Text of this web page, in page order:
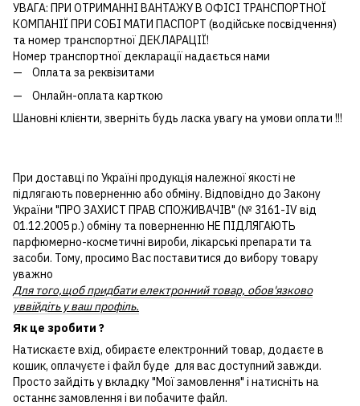
УВАГА: ПРИ ОТРИМАННІ ВАНТАЖУ В ОФІСІ ТРАНСПОРТНОЇ
КОМПАНІЇ ПРИ СОБІ МАТИ ПАСПОРТ (водійське посвідчення)
та номер транспортної ДЕКЛАРАЦІЇ!
Номер транспортної декларації надається нами
Оплата за реквізитами
Онлайн-оплата карткою
Шановні клієнти, зверніть будь ласка увагу на умови оплати !!!
При доставці по Україні продукція належної якості не
підлягають поверненню або обміну. Відповідно до Закону
України "ПРО ЗАХИСТ ПРАВ СПОЖИВАЧІВ" (№ 3161-IV від
01.12.2005 р.) обміну та поверненню НЕ ПІДЛЯГАЮТЬ
парфюмерно-косметичні вироби, лікарські препарати та
засоби. Тому, просимо Вас поставитися до вибору товару
уважно
Для того,щоб придбати електронний товар, обов'язково
уввійдіть у ваш профіль.
Як це зробити ?
Натискаєте вхід, обираєте електронний товар, додаєте в
кошик, оплачуєте і файл буде для вас доступний завжди.
Просто зайдіть у вкладку "Мої замовлення" і натисніть на
останнє замовлення і ви побачите файл.